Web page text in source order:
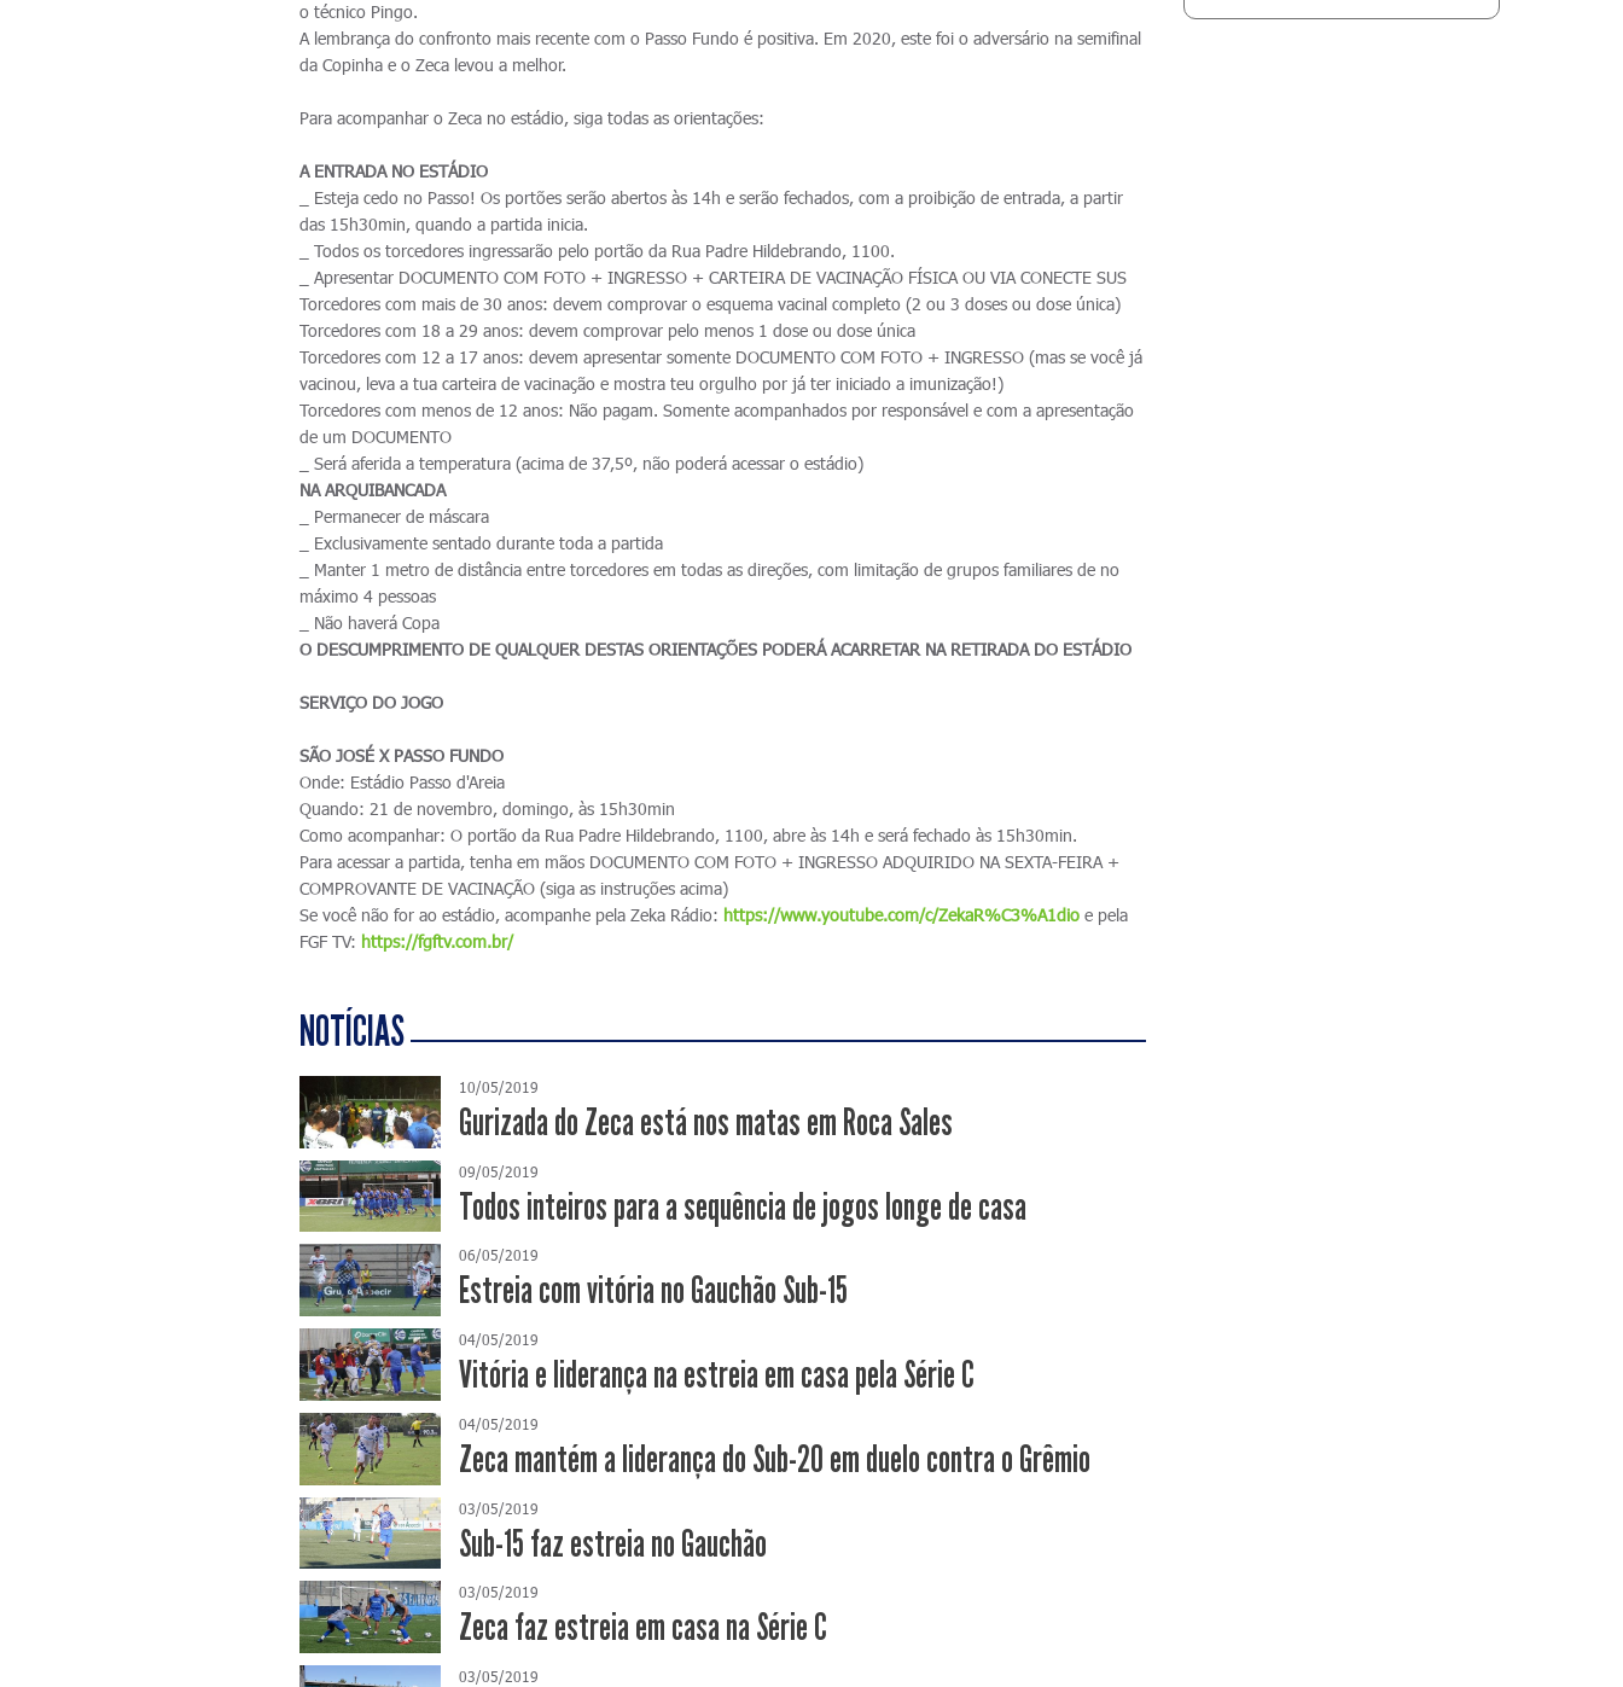
o técnico Pingo.
A lembrança do confronto mais recente com o Passo Fundo é positiva. Em 2020, este foi o adversário na semifinal
da Copinha e o Zeca levou a melhor.
Para acompanhar o Zeca no estádio, siga todas as orientações:
A ENTRADA NO ESTÁDIO
_ Esteja cedo no Passo! Os portões serão abertos às 14h e serão fechados, com a proibição de entrada, a partir
das 15h30min, quando a partida inicia.
_ Todos os torcedores ingressarão pelo portão da Rua Padre Hildebrando, 1100.
_ Apresentar DOCUMENTO COM FOTO + INGRESSO + CARTEIRA DE VACINAÇÃO FÍSICA OU VIA CONECTE SUS
Torcedores com mais de 30 anos: devem comprovar o esquema vacinal completo (2 ou 3 doses ou dose única)
Torcedores com 18 a 29 anos: devem comprovar pelo menos 1 dose ou dose única
Torcedores com 12 a 17 anos: devem apresentar somente DOCUMENTO COM FOTO + INGRESSO (mas se você já
vacinou, leva a tua carteira de vacinação e mostra teu orgulho por já ter iniciado a imunização!)
Torcedores com menos de 12 anos: Não pagam. Somente acompanhados por responsável e com a apresentação
de um DOCUMENTO
_ Será aferida a temperatura (acima de 37,5º, não poderá acessar o estádio)
NA ARQUIBANCADA
_ Permanecer de máscara
_ Exclusivamente sentado durante toda a partida
_ Manter 1 metro de distância entre torcedores em todas as direções, com limitação de grupos familiares de no
máximo 4 pessoas
_ Não haverá Copa
O DESCUMPRIMENTO DE QUALQUER DESTAS ORIENTAÇÕES PODERÁ ACARRETAR NA RETIRADA DO ESTÁDIO
SERVIÇO DO JOGO
SÃO JOSÉ X PASSO FUNDO
Onde: Estádio Passo d'Areia
Quando: 21 de novembro, domingo, às 15h30min
Como acompanhar: O portão da Rua Padre Hildebrando, 1100, abre às 14h e será fechado às 15h30min.
Para acessar a partida, tenha em mãos DOCUMENTO COM FOTO + INGRESSO ADQUIRIDO NA SEXTA-FEIRA +
COMPROVANTE DE VACINAÇÃO (siga as instruções acima)
Se você não for ao estádio, acompanhe pela Zeka Rádio: https://www.youtube.com/c/ZekaR%C3%A1dio e pela
FGF TV: https://fgftv.com.br/
NOTÍCIAS
10/05/2019
Gurizada do Zeca está nos matas em Roca Sales
09/05/2019
Todos inteiros para a sequência de jogos longe de casa
06/05/2019
Estreia com vitória no Gauchão Sub-15
04/05/2019
Vitória e liderança na estreia em casa pela Série C
04/05/2019
Zeca mantém a liderança do Sub-20 em duelo contra o Grêmio
03/05/2019
Sub-15 faz estreia no Gauchão
03/05/2019
Zeca faz estreia em casa na Série C
03/05/2019